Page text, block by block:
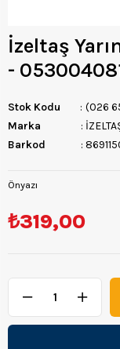
İzeltaş
-
Stok Kodu
(026
Marka
:
Barkod
:
Önyazı
₺319,00